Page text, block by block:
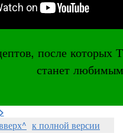
после
станет
к полной версии